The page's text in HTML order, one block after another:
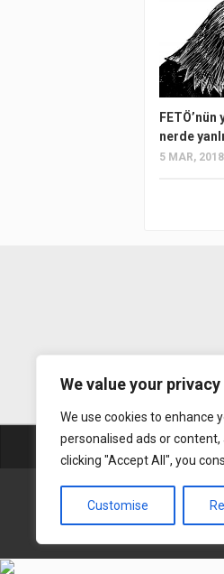
We value your privacy
We use cookies to enhance
personalised ads or
clicking "Accept All", you
Customise
nerde
5 MAR, 2018
Gerçek